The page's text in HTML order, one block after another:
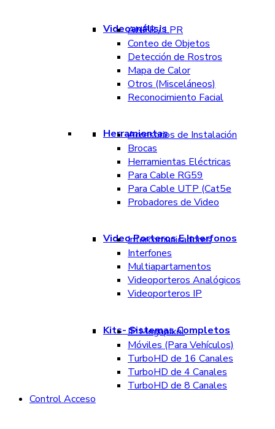
Videoanálisis
ANPR / LPR
Conteo de Objetos
Detección de Rostros
Mapa de Calor
Otros (Misceláneos)
Reconocimiento Facial
Herramientas
Accesorios de Instalación
Brocas
Herramientas Eléctricas
Para Cable RG59
Para Cable UTP (Cat5e
Probadores de Video
Video Porteros E Interfonos
Intercomunicadores
Interfones
Multiapartamentos
Videoporteros Analógicos
Videoporteros IP
Kits- Sistemas Completos
IP Megapixel
Móviles (Para Vehículos)
TurboHD de 16 Canales
TurboHD de 4 Canales
TurboHD de 8 Canales
Control Acceso